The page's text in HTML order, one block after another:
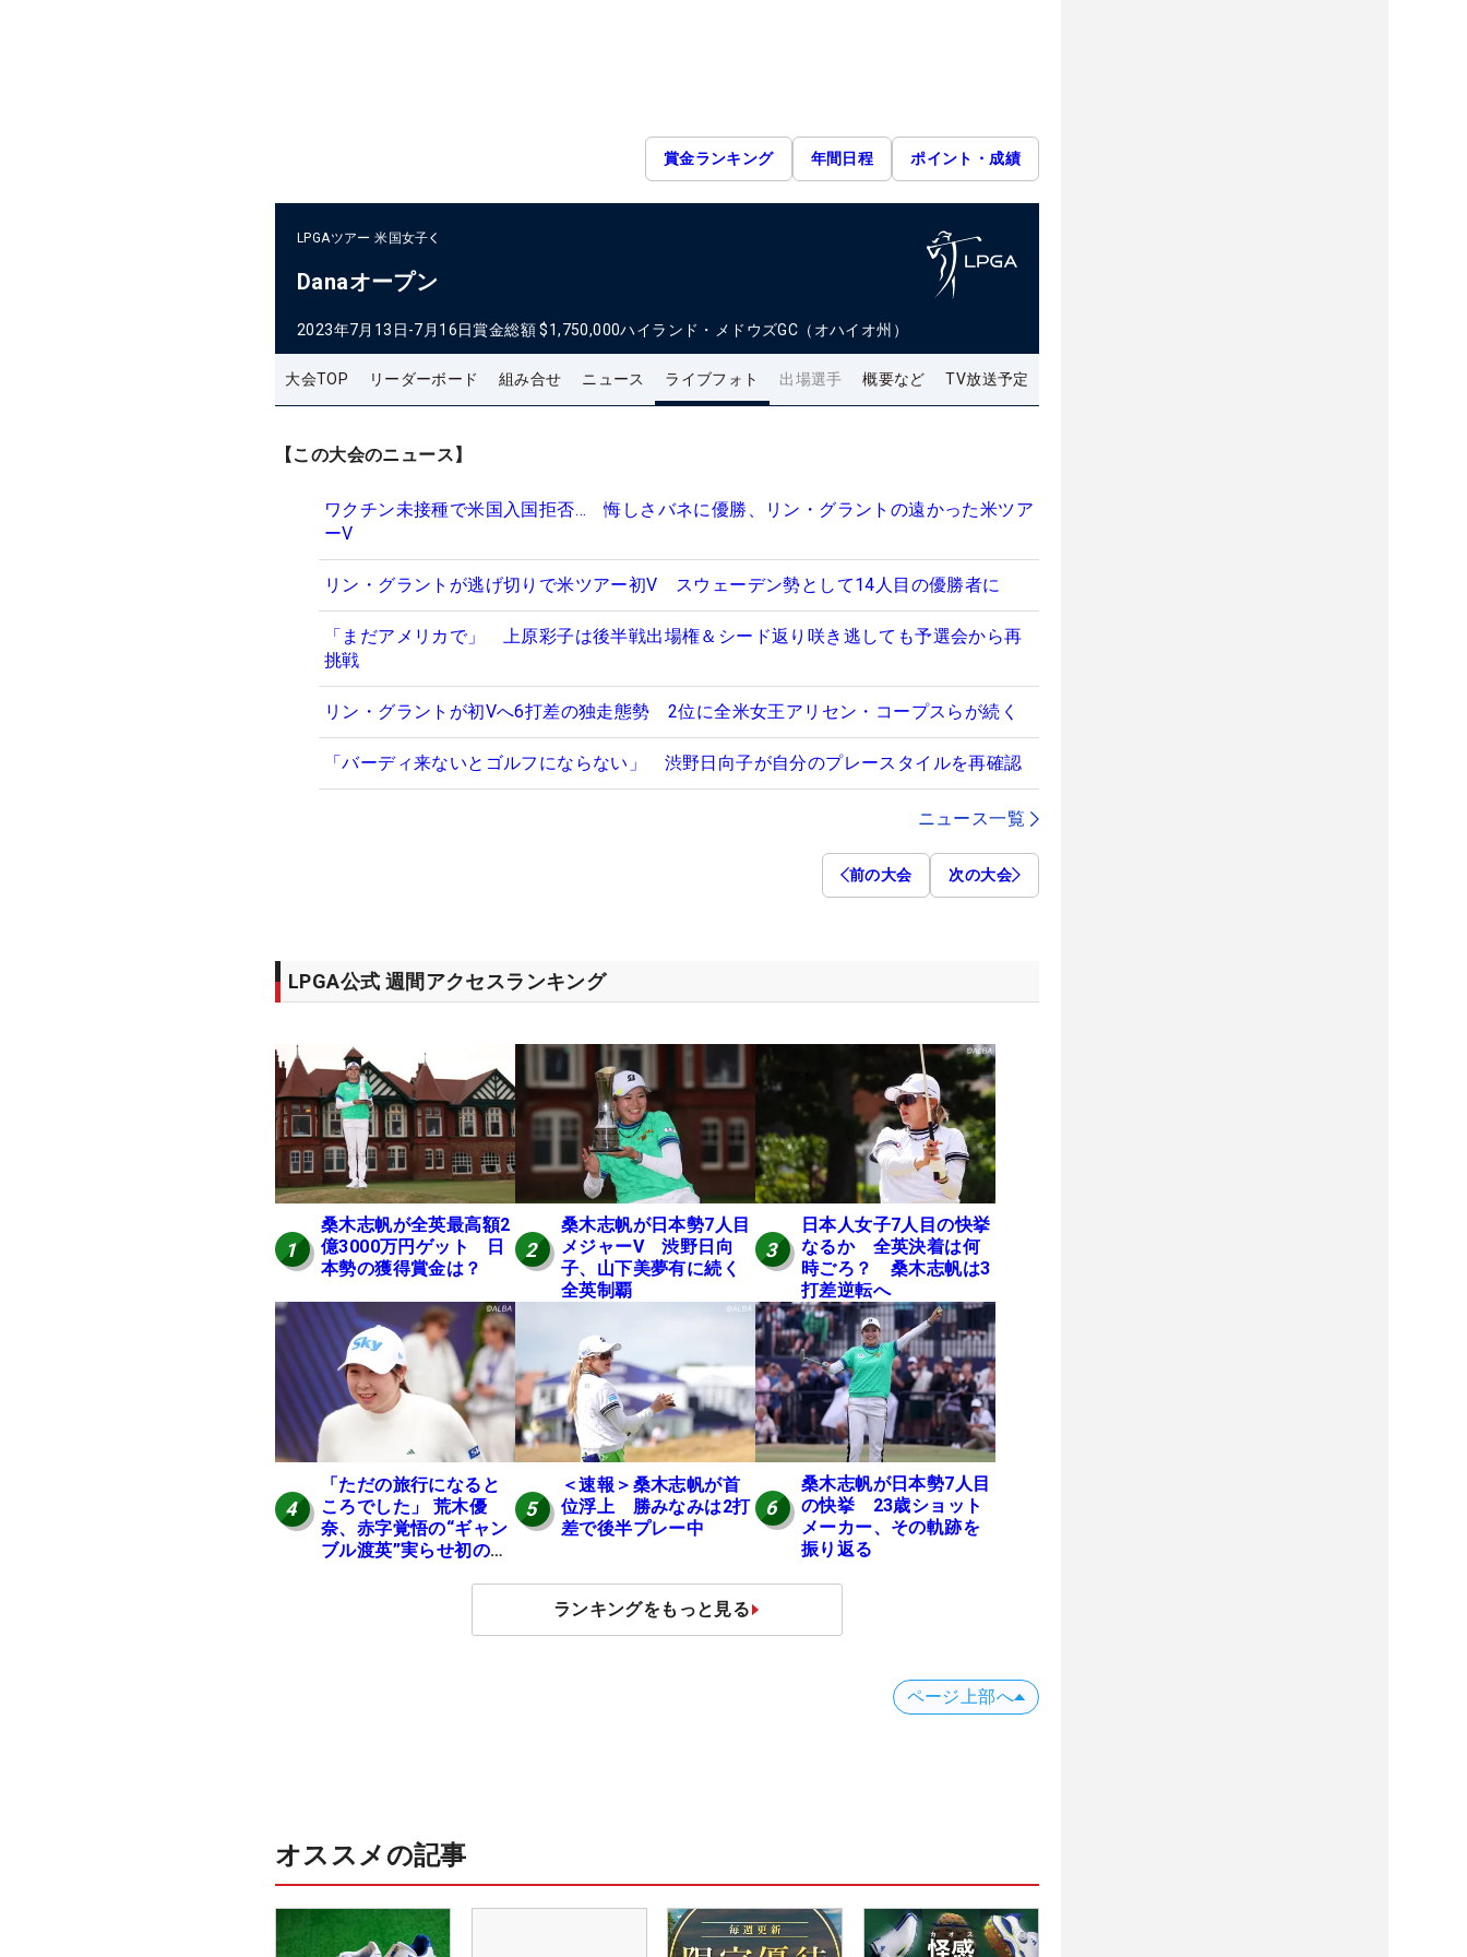
賞金ランキング 年間日程 ポイント・成績
LPGAツアー 米国女子
Danaオープン
2023年7月13日-7月16日賞金総額 $1,750,000ハイランド・メドウズGC（オハイオ州）
大会TOP リーダーボード 組み合せ ニュース ライブフォト 出場選手 概要など TV放送予定
【この大会のニュース】
ワクチン未接種で米国入国拒否… 悔しさバネに優勝、リン・グラントの遠かった米ツア
ーV
リン・グラントが逃げ切りで米ツアー初V スウェーデン勢として14人目の優勝者に
「まだアメリカで」 上原彩子は後半戦出場権＆シード返り咲き逃しても予選会から再
挑戦
リン・グラントが初Vへ6打差の独走態勢 2位に全米女王アリセン・コープスらが続く
「バーディ来ないとゴルフにならない」 渋野日向子が自分のプレースタイルを再確認
ニュース一覧
前の大会 次の大会
LPGA公式 週間アクセスランキング
1
桑木志帆が全英最高額2
億3000万円ゲット 日
本勢の獲得賞金は？
2
桑木志帆が日本勢7人目
メジャーV 渋野日向
子、山下美夢有に続く
全英制覇
3
日本人女子7人目の快挙
なるか 全英決着は何
時ごろ？ 桑木志帆は3
打差逆転へ
4
「ただの旅行になると
ころでした」 荒木優
奈、赤字覚悟の“ギャン
ブル渡英”実らせ初の全
5
＜速報＞桑木志帆が首
位浮上 勝みなみは2打
差で後半プレー中
6
桑木志帆が日本勢7人目
の快挙 23歳ショット
メーカー、その軌跡を
振り返る
ランキングをもっと見る
ページ上部へ
オススメの記事